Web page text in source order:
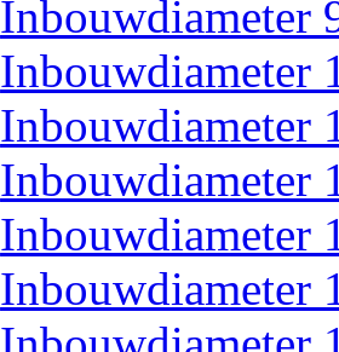
Inbouwdiameter
Inbouwdiameter
Inbouwdiameter
Inbouwdiameter
Inbouwdiameter
Inbouwdiameter